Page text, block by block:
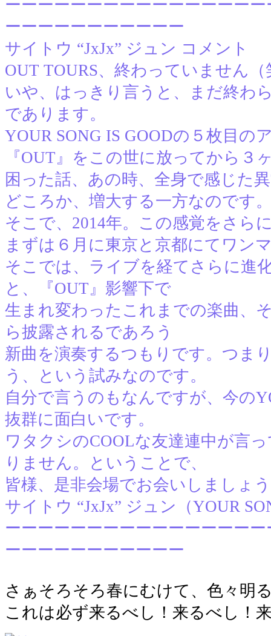
ーーーーーーーーーーーーーーー
ーーーーーーーーーーー
サイトウ “JxJx” ジュン コメント
OUT TOURS、終わっていません（
いや、はっきり言うと、まだ終わ
であります。
YOUR SONG IS GOODの５枚目の
『OUT』をこの世に放ってから３
困った話、あの時、全身で感じた
どころか、増大する一方なのです
そこで、2014年。この感覚をさら
まずは６月に東京と京都にてワン
そこでは、ライブを経てさらに進
と、『OUT』影響下で
生まれ変わったこれまでの楽曲、
ら披露されるであろう
新曲を演奏するつもりです。つま
う、という試みなのです。
自分で言うのもなんですが、今の
抜群に面白いです。
ワタクシのCOOLな友達連中が言
りません。ということで、
皆様、是非会場でお会いしましょ
サイトウ “JxJx” ジュン（YOUR
ーーーーーーーーーーーーーーー
ーーーーーーーーーーー
さぁそろそろ春にむけて、色々明
これは必ず来るべし！来るべし！